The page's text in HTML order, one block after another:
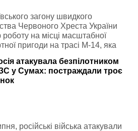
загону швидкого
Червоного Хреста України
на місці масштабної
пригоди на трасі М-14, яка
атакувала безпілотником
у Сумах: постраждали троє
російські війська атакували